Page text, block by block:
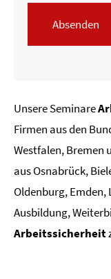
Absenden
Unsere Seminare
Firmen aus den
Westfalen, Bremen
aus Osnabrück,
Oldenburg, Emden,
Ausbildung,
Arbeitssicherheit